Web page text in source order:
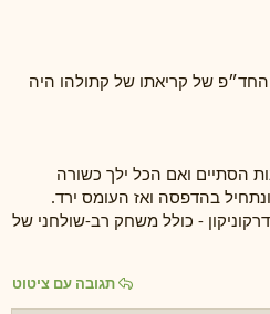
של קריאתו של קתולהו היה
הסתיים ואם הכל ילך כשורה
בהדפסה ואז העומס ירד.
- כולל משחק רב-שולחני של
תגובה עם ציטוט